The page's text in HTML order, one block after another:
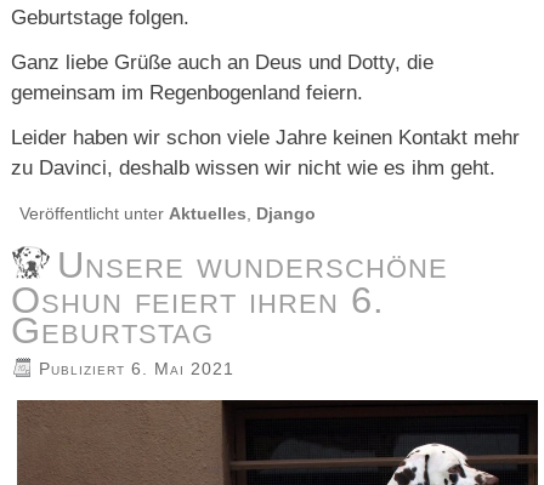
Geburtstage folgen.
Ganz liebe Grüße auch an Deus und Dotty, die
gemeinsam im Regenbogenland feiern.
Leider haben wir schon viele Jahre keinen Kontakt mehr
zu Davinci, deshalb wissen wir nicht wie es ihm geht.
Veröffentlicht unter Aktuelles Django
Unsere wunderschöne
Oshun feiert ihren 6.
Geburtstag
Publiziert 6. Mai 2021